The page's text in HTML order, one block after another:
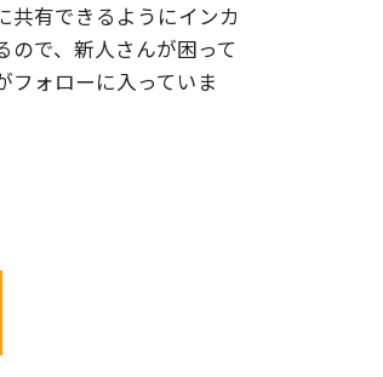
共有できるようにインカ
ので、新人さんが困って
フォローに入っていま